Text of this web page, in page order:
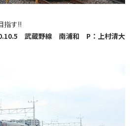
指す!!
武蔵野線 南浦和 P：上村清大